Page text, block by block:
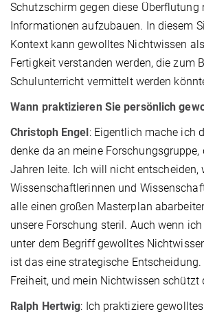
Schutzschirm gegen diese Überflutung
Informationen aufzubauen. In diesem
Kontext kann gewolltes Nichtwissen
Fertigkeit verstanden werden, die zum
Schulunterricht vermittelt werden
Wann praktizieren Sie persönlich
Christoph Engel: Eigentlich mache ich
denke da an meine Forschungsgruppe,
Jahren leite. Ich will nicht entscheiden,
Wissenschaftlerinnen und
alle einen großen Masterplan
unsere Forschung steril. Auch wenn
unter dem Begriff gewolltes
ist das eine strategische
Freiheit, und mein Nichtwissen schützt
Ralph Hertwig: Ich praktiziere